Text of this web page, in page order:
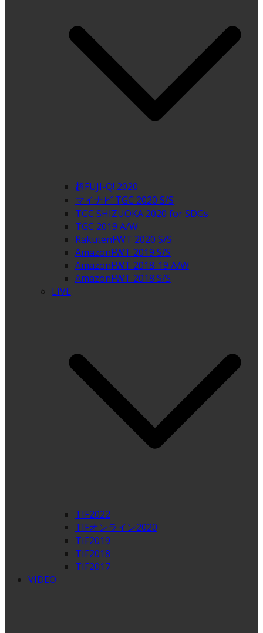
超FUJI-Q! 2020
マイナビ TGC 2020 S/S
TGC SHIZUOKA 2020 for SDGs
TGC 2019 A/W
RakutenFWT 2020 S/S
AmazonFWT 2019 S/S
AmazonFWT 2018-19 A/W
AmazonFWT 2018 S/S
LIVE
TIF2022
TIFオンライン2020
TIF2019
TIF2018
TIF2017
VIDEO